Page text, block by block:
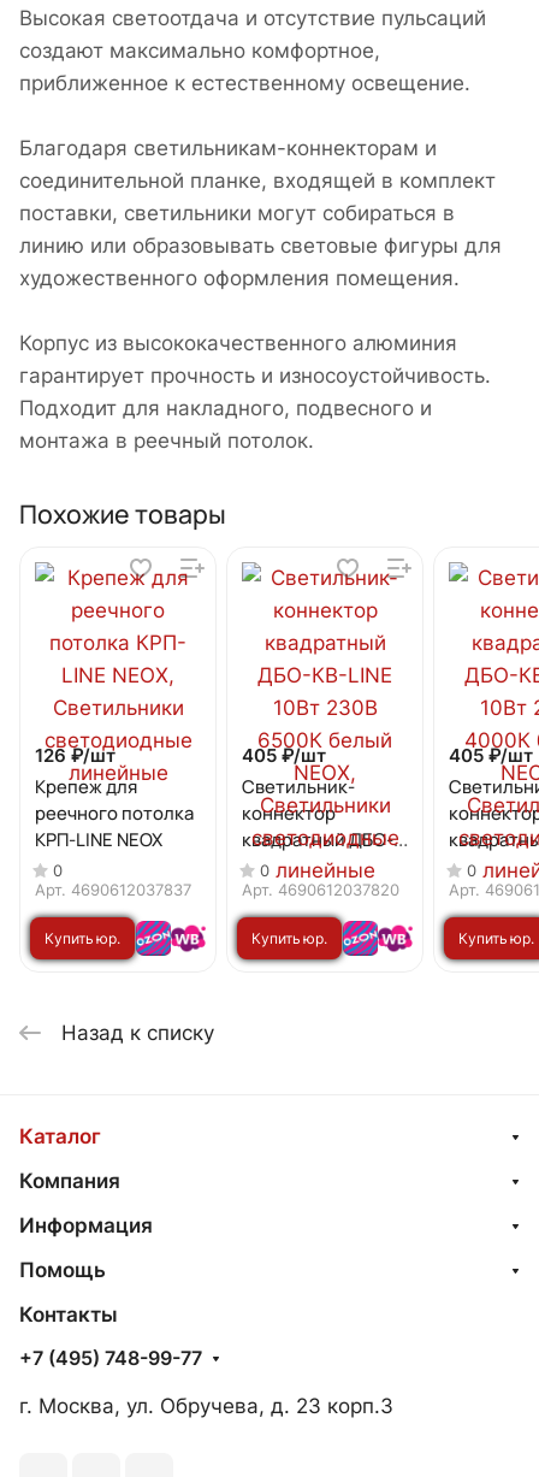
Высокая светоотдача и отсутствие пульсаций
создают максимально комфортное,
приближенное к естественному освещение.
Благодаря светильникам-коннекторам и
соединительной планке, входящей в комплект
поставки, светильники могут собираться в
линию или образовывать световые фигуры для
художественного оформления помещения.
Корпус из высококачественного алюминия
гарантирует прочность и износоустойчивость.
Подходит для накладного, подвесного и
монтажа в реечный потолок.
Похожие товары
126 ₽/шт
Крепеж для
реечного потолка
КРП-LINE NEOX
0
Арт. 4690612037837
Купить юр.
405 ₽/шт
Светильник-
коннектор
квадратный ДБО-
КВ-LINE 10Вт 230В
6500К белый NEOX
0
Арт. 4690612037820
Купить юр.
405 ₽/шт
КВ-LINE
4000К
0
Арт.
Купить юр.
Назад к списку
Каталог
Компания
Информация
Помощь
Контакты
+7 (495) 748-99-77
г. Москва, ул. Обручева, д. 23 корп.3